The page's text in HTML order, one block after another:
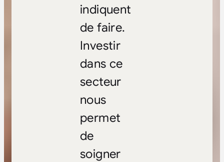
indiquent
de faire.
Investir
dans ce
secteur
nous
permet
de
soigner